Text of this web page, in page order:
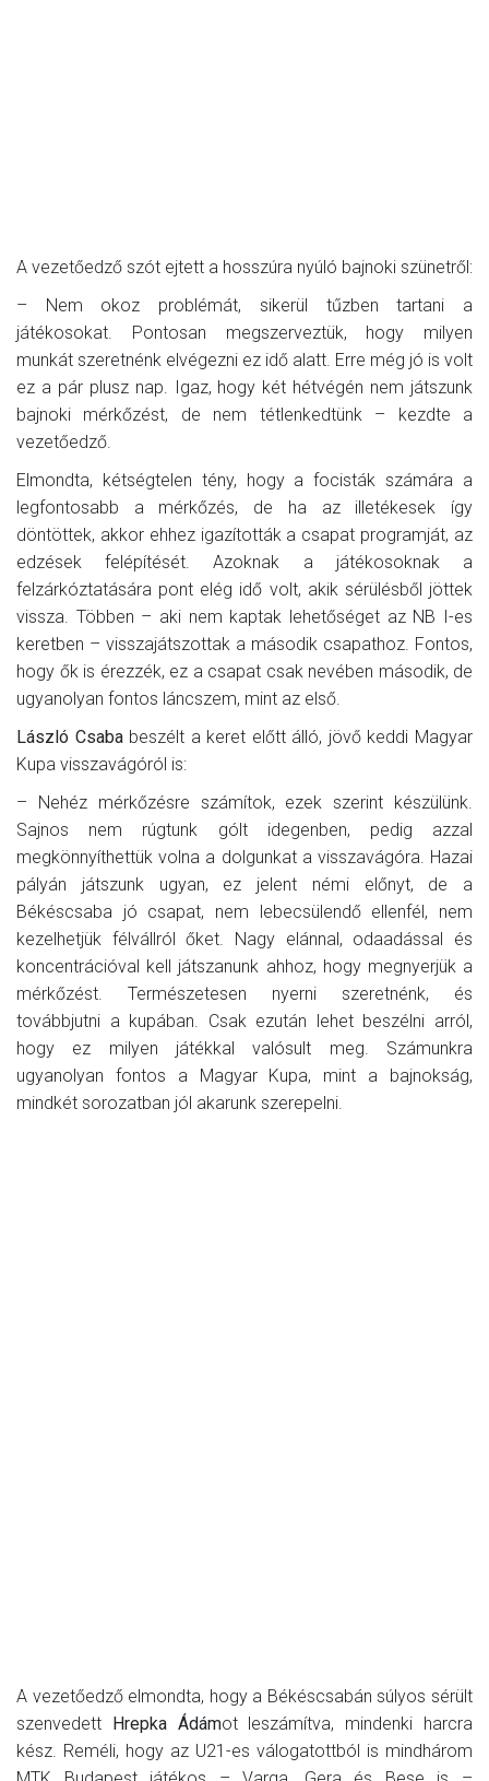
A vezetőedző szót ejtett a hosszúra nyúló bajnoki szünetről:
– Nem okoz problémát, sikerül tűzben tartani a
játékosokat. Pontosan megszerveztük, hogy milyen
munkát szeretnénk elvégezni ez idő alatt. Erre még jó is volt
ez a pár plusz nap. Igaz, hogy két hétvégén nem játszunk
bajnoki mérkőzést, de nem tétlenkedtünk – kezdte a
vezetőedző.
Elmondta, kétségtelen tény, hogy a focisták számára a
legfontosabb a mérkőzés, de ha az illetékesek így
döntöttek, akkor ehhez igazították a csapat programját, az
edzések felépítését. Azoknak a játékosoknak a
felzárkóztatására pont elég idő volt, akik sérülésből jöttek
vissza. Többen – aki nem kaptak lehetőséget az NB I-es
keretben – visszajátszottak a második csapathoz. Fontos,
hogy ők is érezzék, ez a csapat csak nevében második, de
ugyanolyan fontos láncszem, mint az első.
László Csababeszélt a keret előtt álló, jövő keddi Magyar
Kupa visszavágóról is:
– Nehéz mérkőzésre számítok, ezek szerint készülünk.
Sajnos nem rúgtunk gólt idegenben, pedig azzal
megkönnyíthettük volna a dolgunkat a visszavágóra. Hazai
pályán játszunk ugyan, ez jelent némi előnyt, de a
Békéscsaba jó csapat, nem lebecsülendő ellenfél, nem
kezelhetjük félvállról őket. Nagy elánnal, odaadással és
koncentrációval kell játszanunk ahhoz, hogy megnyerjük a
mérkőzést. Természetesen nyerni szeretnénk, és
továbbjutni a kupában. Csak ezután lehet beszélni arról,
hogy ez milyen játékkal valósult meg. Számunkra
ugyanolyan fontos a Magyar Kupa, mint a bajnokság,
mindkét sorozatban jól akarunk szerepelni.
A vezetőedző elmondta, hogy a Békéscsabán súlyos sérült
szenvedett Hrepka Ádámot leszámítva, mindenki harcra
kész. Reméli, hogy az U21-es válogatottból is mindhárom